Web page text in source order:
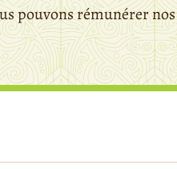
pouvons rémunérer